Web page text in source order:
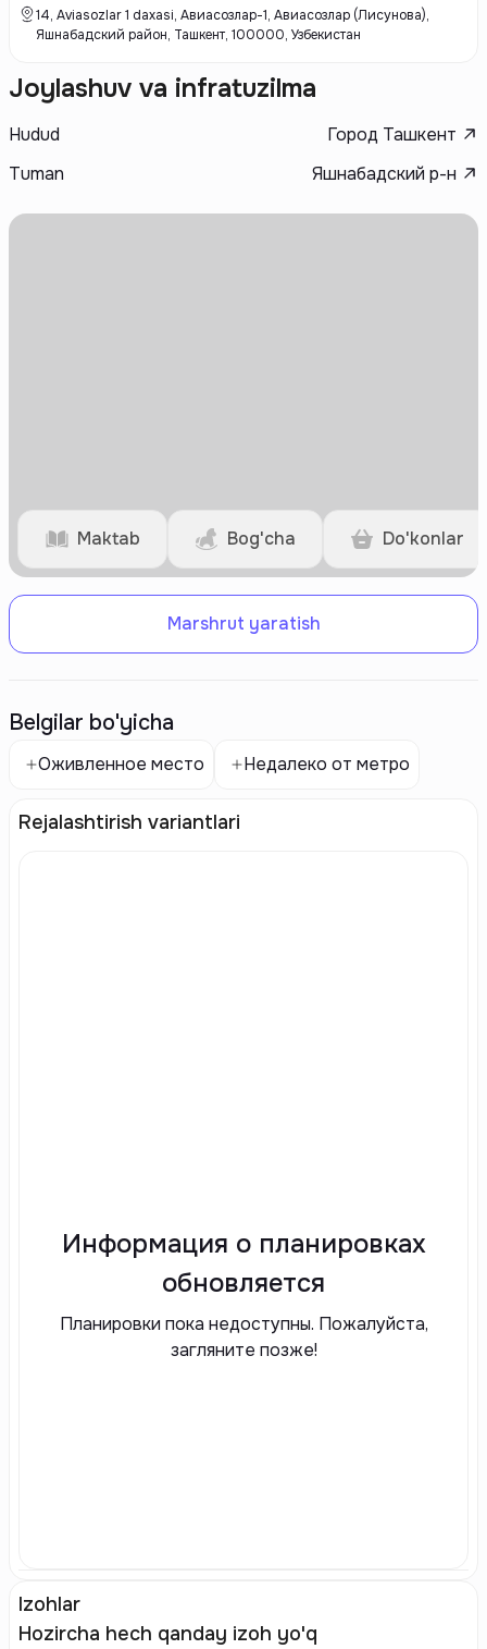
14, Aviasozlar 1 daxasi, Авиасозлар-1, Авиасозлар (Лисунова),
Яшнабадский район, Ташкент, 100000, Узбекистан
Joylashuv va infratuzilma
Hudud
Город Ташкент
Tuman
Яшнабадский р-н
Maktab Bog'cha Do'konlar
Marshrut yaratish
Belgilar bo'yicha
Оживленное место Недалеко от метро
Rejalashtirish variantlari
Информация о планировках
обновляется
Планировки пока недоступны. Пожалуйста,
загляните позже!
Izohlar
Hozircha hech qanday izoh yo'q